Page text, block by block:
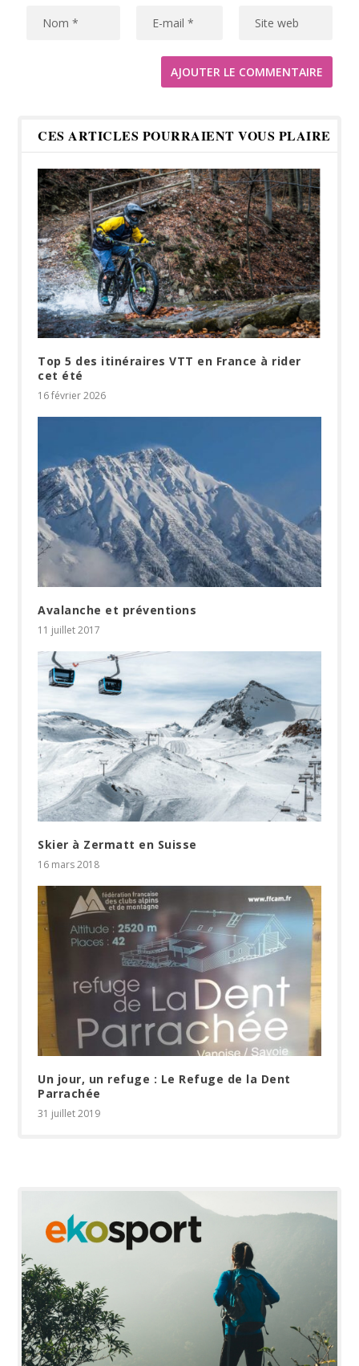
CES ARTICLES POURRAIENT VOUS PLAIRE
Top 5 des itinéraires VTT en France à rider
cet été
16 février 2026
Avalanche et préventions
11 juillet 2017
Skier à Zermatt en Suisse
16 mars 2018
Un jour, un refuge : Le Refuge de la Dent
Parrachée
31 juillet 2019